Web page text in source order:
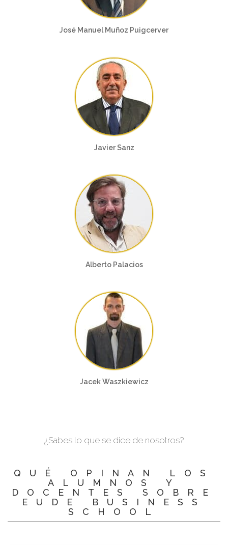
José Manuel Muñoz Puigcerver
Javier Sanz
Alberto Palacios
Jacek Waszkiewicz
¿Sabes lo que se dice de nosotros?
QUÉ OPINAN LOS
ALUMNOS Y
DOCENTES SOBRE
EUDE BUSINESS
SCHOOL